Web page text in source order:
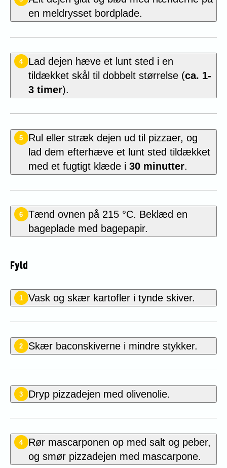
en meldrysset bordplade.
4
Lad dejen hæve et lunt sted i en
tildækket skål til dobbelt størrelse (ca. 1-
3 timer).
5
Rul eller stræk dejen ud til pizzaer, og
lad dem efterhæve et lunt sted tildækket
med et fugtigt klæde i 30 minutter.
6
Tænd ovnen på 215 °C. Beklæd en
bageplade med bagepapir.
Fyld
1 Vask og skær kartofler i tynde skiver.
2 Skær baconskiverne i mindre stykker.
3 Dryp pizzadejen med olivenolie.
4 Rør mascarponen op med salt og peber,
og smør pizzadejen med mascarpone.